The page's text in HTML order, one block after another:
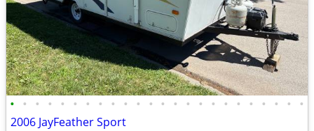
• • • • • • • • • • • • • • • • • • • • • • • •
2006 JayFeather Sport